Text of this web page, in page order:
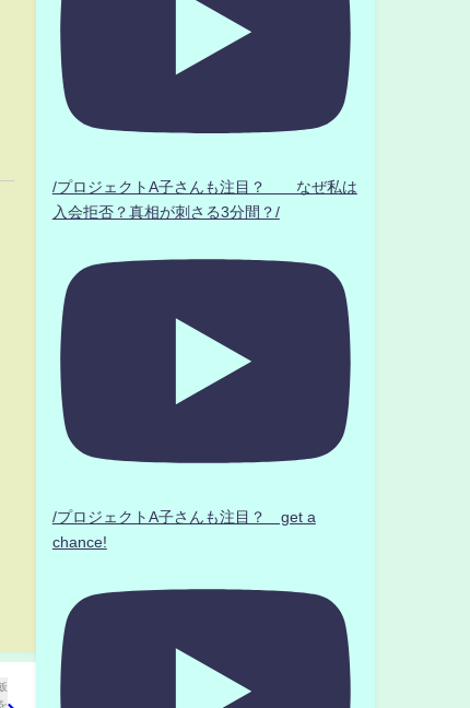
/プロジェクトA子さんも注目？ なぜ私は
入会拒否？真相が刺さる3分間？/
/プロジェクトA子さんも注目？ get a
chance!